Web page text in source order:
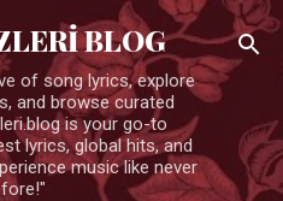
atla BLOG
of song lyrics, explore
and browse curated
is your go-to
lyrics, global hits, and
music like never